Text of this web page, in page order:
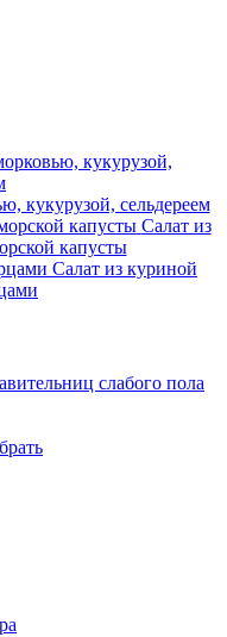
кукурузой, сельдереем
Салат из
капусты
Салат из куриной
слабого пола